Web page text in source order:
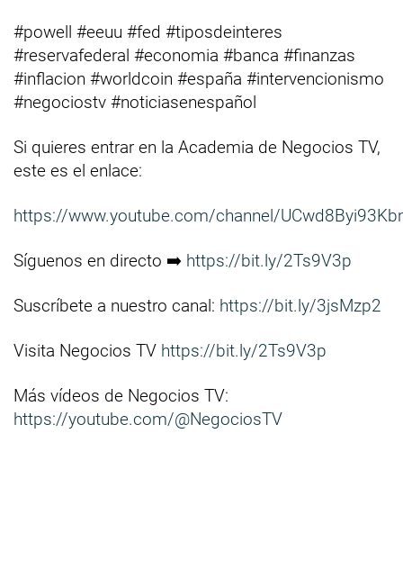
#powell #eeuu #fed #tiposdeinteres
#reservafederal #economia #banca #finanzas
#inflacion #worldcoin #españa #intervencionismo
#negociostv #noticiasenespañol
Si quieres entrar en la Academia de Negocios TV,
este es el enlace:
https://www.youtube.com/channel/
Síguenos en directo ➡️ https://bit.ly/2Ts9V3p
Suscríbete a nuestro canal: https://bit.ly/3jsMzp2
Visita Negocios TV https://bit.ly/2Ts9V3p
Más vídeos de Negocios TV:
https://youtube.com/@NegociosTV